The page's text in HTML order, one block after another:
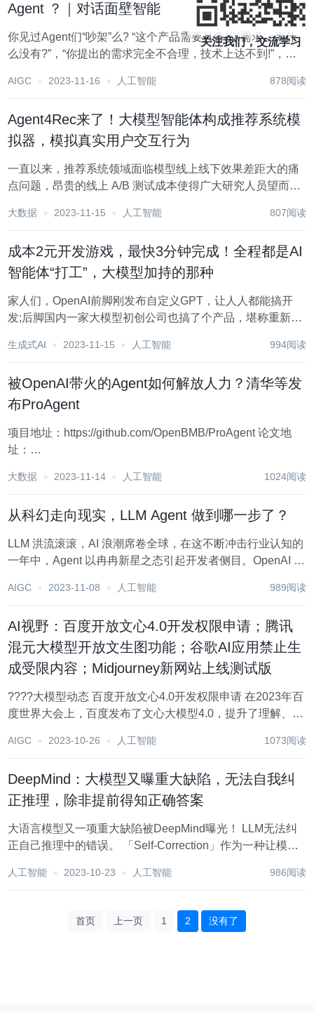
Agent ？｜对话面壁智能
你见过Agent们“吵架”么? “这个产品需要具备XX需求，为什
么没有?”，“你提出的需求完全不合理，技术上达不到!”，现
中。 激烈的争吵声越过了屏幕外，面壁智能的测试人员通过
AIGC 2023-11-16 人工智能 878阅读
Agent4Rec来了！大模型智能体构成推荐系统模
拟器，模拟真实用户交互行为
一直以来，推荐系统领域面临模型线上线下效果差距大的痛
点问题，昂贵的线上 A/B 测试成本使得广大研究人员望而却
巨大割裂。随着大语言模型展现出类人的逻辑推理和理解能
大数据 2023-11-15 人工智能 807阅读
成本2元开发游戏，最快3分钟完成！全程都是AI
智能体“打工”，大模型加持的那种
家人们，OpenAI前脚刚发布自定义GPT，让人人都能搞开
发;后脚国内一家大模型初创公司也搞了个产品，堪称重新定
不到，成本也只要2元多，“啪~”，一个软件就开发完了。 例
生成式AI 2023-11-15 人工智能 994阅读
被OpenAI带火的Agent如何解放人力？清华等发
布ProAgent
项目地址：https://github.com/OpenBMB/ProAgent 论文地
址：
在历史的长河中，自动化是人类技术...
大数据 2023-11-14 人工智能 1024阅读
从科幻走向现实，LLM Agent 做到哪一步了？
LLM 洪流滚滚，AI 浪潮席卷全球，在这不断冲击行业认知的
一年中，Agent 以冉冉新星之态引起开发者侧目。OpenAI 科
步，但在 Agent 领域，却是和大家处在同一起跑线上...
AIGC 2023-11-08 人工智能 989阅读
AI视野：百度开放文心4.0开发权限申请；腾讯
混元大模型开放文生图功能；谷歌AI应用禁止生
成受限内容；Midjourney新网站上线测试版
????大模型动态 百度开放文心4.0开发权限申请 在2023年百
度世界大会上，百度发布了文心大模型4.0，提升了理解、生
ERNIE Bot SDK 开发与接入该模型的应用。 申请地
AIGC 2023-10-26 人工智能 1073阅读
DeepMind：大模型又曝重大缺陷，无法自我纠
正推理，除非提前得知正确答案
大语言模型又一项重大缺陷被DeepMind曝光！ LLM无法纠
正自己推理中的错误。 「Self-Correction」作为一种让模型
型的输出质量。 但是最近，谷歌DeepMind和UIUC的研究人
人工智能 2023-10-23 人工智能 986阅读
首页 上一页 1 2 没有了
关注我们，交流学习